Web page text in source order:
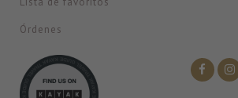
Órdenes